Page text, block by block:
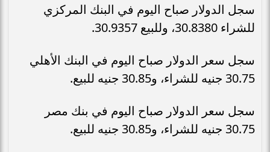
سجل الدولار صباح اليوم في البنك المركزي
للشراء 30.8380، وللبيع 30.9357.
سجل سعر الدولار صباح اليوم في البنك الأهلي
30.75 جنيه للشراء، و30.85 جنيه للبيع.
سجل سعر الدولار صباح اليوم في بنك مصر
30.75 جنيه للشراء، و30.85 جنيه للبيع.